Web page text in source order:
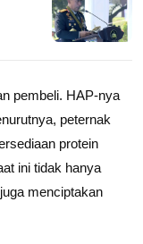
pembeli. HAP-nya
peternak
protein
ini tidak hanya
menciptakan